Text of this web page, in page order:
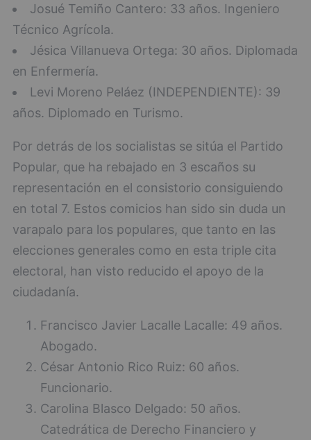
Josué Temiño Cantero: 33 años. Ingeniero
Técnico Agrícola.
Jésica Villanueva Ortega: 30 años. Diplomada
en Enfermería.
Levi Moreno Peláez (INDEPENDIENTE): 39
años. Diplomado en Turismo.
Por detrás de los socialistas se sitúa el Partido
Popular, que ha rebajado en 3 escaños su
representación en el consistorio consiguiendo
en total 7. Estos comicios han sido sin duda un
varapalo para los populares, que tanto en las
elecciones generales como en esta triple cita
electoral, han visto reducido el apoyo de la
ciudadanía.
Francisco Javier Lacalle Lacalle: 49 años.
Abogado.
César Antonio Rico Ruiz: 60 años.
Funcionario.
Carolina Blasco Delgado: 50 años.
Catedrática de Derecho Financiero y